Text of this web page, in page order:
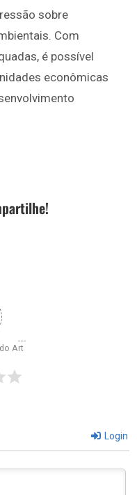
sobre
Com
é possível
econômicas
Art
Login